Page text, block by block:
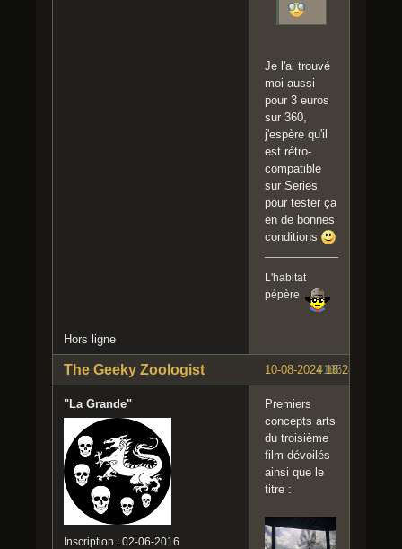
Je l'ai trouvé
moi aussi
pour 3 euros
sur 360,
j'espère qu'il
est rétro-
compatible
sur Series
pour tester ça
en de bonnes
conditions
L'habitat
pépère
Hors ligne
#165
10-08-2024 18:28:20
The Geeky Zoologist
"La Grande"
Inscription : 02-06-2016
Premiers
concepts arts
du troisième
film dévoilés
ainsi que le
titre :